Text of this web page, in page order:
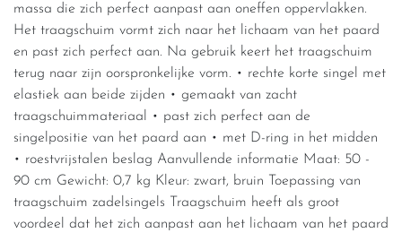
massa die zich perfect aanpast aan oneffen oppervlakken.
Het traagschuim vormt zich naar het lichaam van het paard
en past zich perfect aan. Na gebruik keert het traagschuim
terug naar zijn oorspronkelijke vorm. • rechte korte singel met
elastiek aan beide zijden • gemaakt van zacht
traagschuimmateriaal • past zich perfect aan de
singelpositie van het paard aan • met D-ring in het midden
• roestvrijstalen beslag Aanvullende informatie Maat: 50 -
90 cm Gewicht: 0,7 kg Kleur: zwart, bruin Toepassing van
traagschuim zadelsingels Traagschuim heeft als groot
voordeel dat het zich aanpast aan het lichaam van het paard